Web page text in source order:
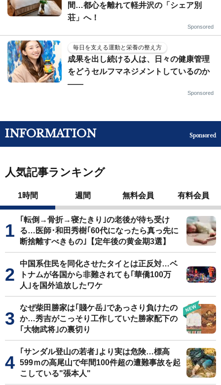
間…都心を離れて軽井沢の「シェア別
荘」へ！
Sponsored
毎日を支える運動と栄養の整え方
成果を出し続ける人は、日々の健康管理
をどうセルフマネジメントしているのか
——
Sponsored
INFORMATION Sponsored
人気記事ランキング
1時間 週間 無料会員 有料会員
｢転倒→骨折→寝たきり｣の老後が待ち受け
る…医師･和田秀樹｢60代になったら真っ先に
断捨離すべきもの｣【定年後の黄金期3選】
中国系住民を同化させたタイとは正反対…ベ
トナムが各国から非難されても｢華僑100万
人｣を国外追放したワケ
なぜ柴田勝家は｢賤ケ岳｣であっさり負けたの
か…秀吉がこっそり工作していた勝家配下の
｢大物武将｣の裏切り
｢サンダル登山の若者｣より実は危険…標高
599ｍの高尾山で年間100件超の遭難事故を起
こしている"張本人"